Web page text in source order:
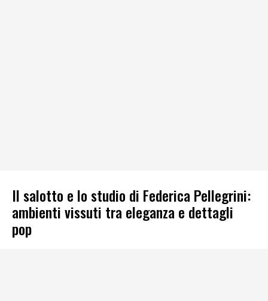
Il salotto e lo studio di Federica Pellegrini:
ambienti vissuti tra eleganza e dettagli
pop